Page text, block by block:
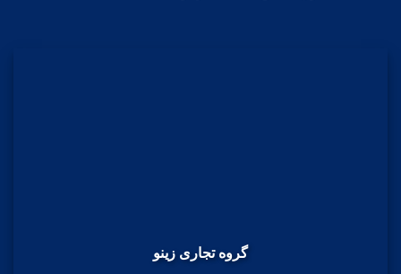
گروه تجاری زینو